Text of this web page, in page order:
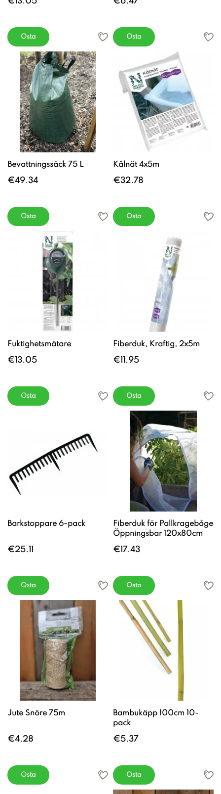
Osta Osta
Bevattningssäck 75 L
€49.34
Osta
Kålnät 4x5m
€32.78
Osta
Fuktighetsmätare
€13.05
Osta
Fiberduk, Kraftig, 2x5m
€11.95
Osta
Barkstoppare 6-pack
€25.11
Osta
Fiberduk för Pallkragebåge
Öppningsbar 120x80cm
€17.43
Osta
Jute Snöre 75m
€4.28
Osta
Bambukäpp 100cm 10-
pack
€5.37
Osta